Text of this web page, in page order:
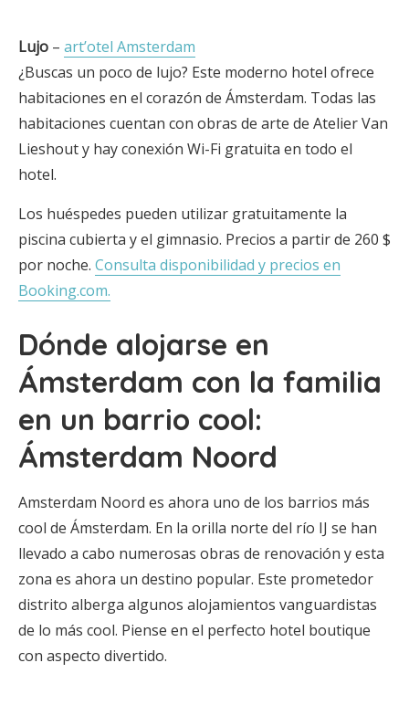
Lujo – art’otel Amsterdam
¿Buscas un poco de lujo? Este moderno hotel ofrece
habitaciones en el corazón de Ámsterdam. Todas las
habitaciones cuentan con obras de arte de Atelier Van
Lieshout y hay conexión Wi-Fi gratuita en todo el
hotel.
Los huéspedes pueden utilizar gratuitamente la
piscina cubierta y el gimnasio. Precios a partir de 260 $
por noche. Consulta disponibilidad y precios en
Booking.com.
Dónde alojarse en
Ámsterdam con la familia
en un barrio cool:
Ámsterdam Noord
Amsterdam Noord es ahora uno de los barrios más
cool de Ámsterdam. En la orilla norte del río IJ se han
llevado a cabo numerosas obras de renovación y esta
zona es ahora un destino popular. Este prometedor
distrito alberga algunos alojamientos vanguardistas
de lo más cool. Piense en el perfecto hotel boutique
con aspecto divertido.